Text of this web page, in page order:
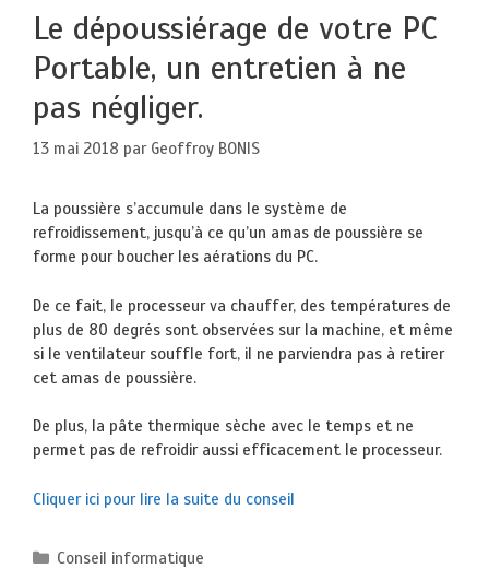
Le dépoussiérage de votre PC
Portable, un entretien à ne
pas négliger.
13 mai 2018 par Geoffroy BONIS
La poussière s’accumule dans le système de
refroidissement, jusqu’à ce qu’un amas de poussière se
forme pour boucher les aérations du PC.
De ce fait, le processeur va chauffer, des températures de
plus de 80 degrés sont observées sur la machine, et même
si le ventilateur souffle fort, il ne parviendra pas à retirer
cet amas de poussière.
De plus, la pâte thermique sèche avec le temps et ne
permet pas de refroidir aussi efficacement le processeur.
Cliquer ici pour lire la suite du conseil
Catégories
Conseil informatique